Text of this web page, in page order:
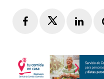
FacebookTwitter